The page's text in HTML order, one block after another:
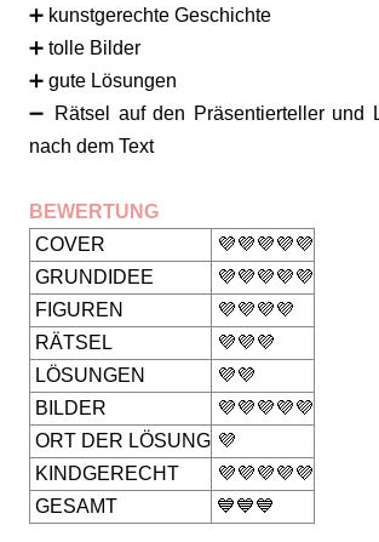
➕ kunstgerechte Geschichte
➕ tolle Bilder
➕ gute Lösungen
➖ Rätsel auf den Präsentierteller und
nach dem Text
BEWERTUNG
COVER
💜💜💜💜💜
GRUNDIDEE
💜💜💜💜💜
FIGUREN
💜💜💜💜
RÄTSEL
💜💜💜
LÖSUNGEN
💜💜
BILDER
💜💜💜💜💜
ORT DER LÖSUNG 💜
KINDGERECHT
💜💜💜💜💜
GESAMT
💙💙💙